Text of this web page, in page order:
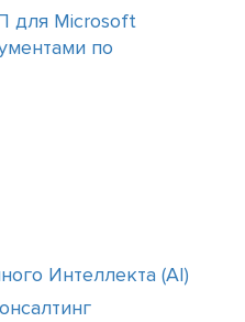
для Microsoft
по
Интеллекта (АІ)